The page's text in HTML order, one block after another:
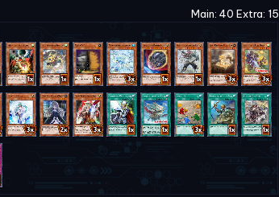
Main: 40 Extra: 15